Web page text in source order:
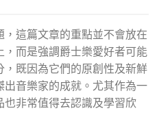
這篇文章的重點並不會放在
而是強調爵士樂愛好者可能
既因為它們的原創性及新鮮
音樂家的成就。尤其作為一
非常值得去認識及學習欣